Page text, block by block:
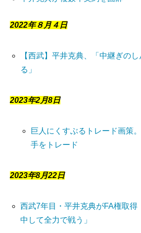
2022年８月４日
【西武】平井克典、「中継ぎの
る」
2023年2月8日
巨人にくすぶるトレード画策
手をトレード
2023年8月22日
西武7年目・平井克典がFA権取得
中して全力で戦う」